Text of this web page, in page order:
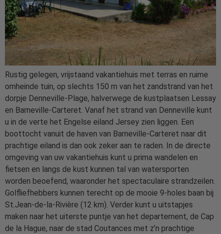
Rustig gelegen, vrijstaand vakantiehuis met terras en ruime
omheinde tuin, op slechts 150 m van het zandstrand van het
dorpje Denneville-Plage, halverwege de kustplaatsen Lessay
en Barneville-Carteret. Vanaf het strand van Denneville kunt
u in de verte het Engelse eiland Jersey zien liggen. Een
boottocht vanuit de haven van Barneville-Carteret naar dit
prachtige eiland is dan ook zeker aan te raden. In de directe
omgeving van uw vakantiehuis kunt u prima wandelen en
fietsen en langs de kust kunnen tal van watersporten
worden beoefend, waaronder het spectaculaire strandzeilen.
Golfliefhebbers kunnen terecht op de mooie 9-holes baan bij
St.Jean-de-la-Rivière (12 km). Verder kunt u uitstapjes
maken naar het uiterste puntje van het departement, de Cap
de la Hague, naar de stad Coutances met z’n prachtige